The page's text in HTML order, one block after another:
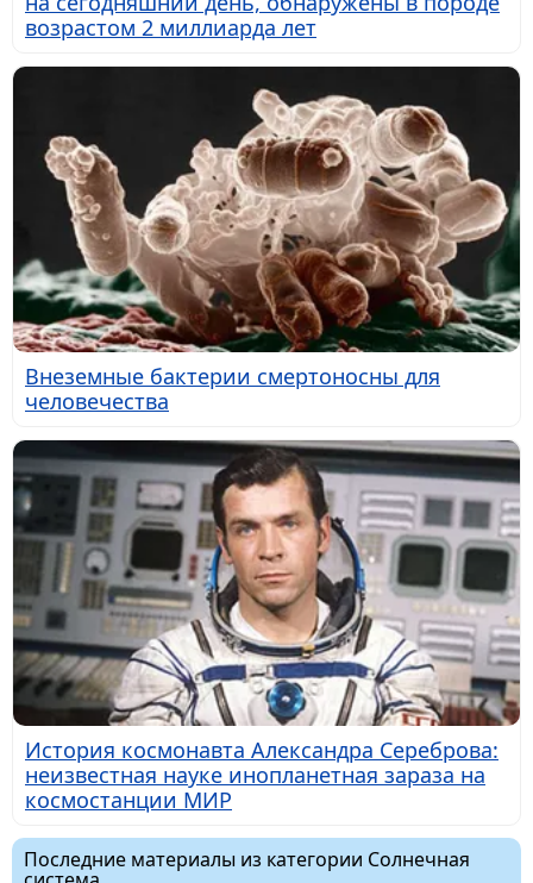
возрастом 2 миллиарда лет
Внеземные бактерии смертоносны для
человечества
История космонавта Александра Сереброва:
неизвестная науке инопланетная зараза на
космостанции МИР
Последние материалы из категории Солнечная